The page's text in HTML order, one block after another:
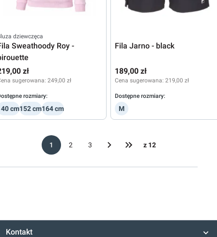
dziewczęca
Sweathoody Roy -
zł
sugerowana: 249,00 zł
rozmiary:
cm152 cm164 cm
Fila Jarno - black
189,00 zł
Cena sugerowana: 219,00 zł
Dostępne rozmiary:
M
1 2 3 z 12
Kontakt